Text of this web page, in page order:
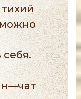
можно